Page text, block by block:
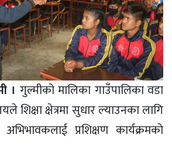
। गुल्मीको मालिका गाउँपालिका वडा
शिक्षा क्षेत्रमा सुधार ल्याउनका लागि
अभिभावकलाई प्रशिक्षण कार्यक्रमकाे